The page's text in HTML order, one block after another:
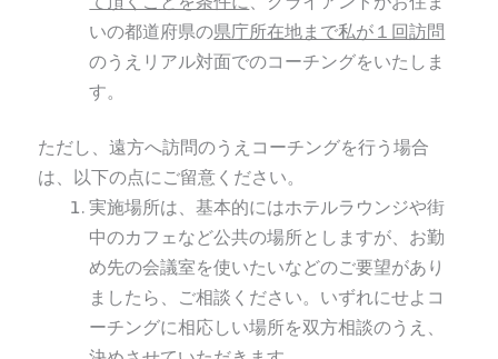
いの都道府県の県庁所在地まで私が１回訪問
のうえリアル対面でのコーチングをいたしま
す。
ただし、遠方へ訪問のうえコーチングを行う場合
は、以下の点にご留意ください。
実施場所は、基本的にはホテルラウンジや街
中のカフェなど公共の場所としますが、お勤
め先の会議室を使いたいなどのご要望があり
ましたら、ご相談ください。いずれにせよコ
ーチングに相応しい場所を双方相談のうえ、